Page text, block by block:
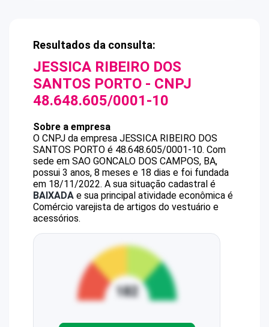
Resultados da consulta:
JESSICA RIBEIRO DOS
SANTOS PORTO - CNPJ
48.648.605/0001-10
Sobre a empresa
O CNPJ da empresa JESSICA RIBEIRO DOS
SANTOS PORTO é 48.648.605/0001-10. Com
sede em SAO GONCALO DOS CAMPOS, BA,
possui 3 anos, 8 meses e 18 dias e foi fundada
em 18/11/2022. A sua situação cadastral é
BAIXADA e sua principal atividade econômica é
Comércio varejista de artigos do vestuário e
acessórios.